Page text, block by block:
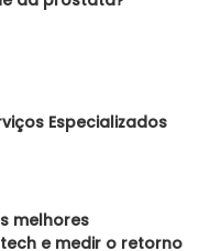
Especializados
melhores
e medir o retorno